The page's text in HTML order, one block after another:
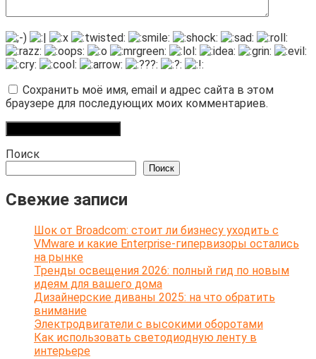
Сохранить моё имя, email и адрес сайта в этом
браузере для последующих моих комментариев.
Поиск
Поиск
Свежие записи
Шок от Broadcom: стоит ли бизнесу уходить с
VMware и какие Enterprise-гипервизоры остались
на рынке
Тренды освещения 2026: полный гид по новым
идеям для вашего дома
Дизайнерские диваны 2025: на что обратить
внимание
Электродвигатели с высокими оборотами
Как использовать светодиодную ленту в
интерьере